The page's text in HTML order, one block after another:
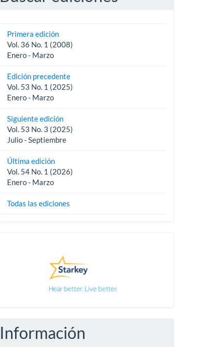
Primera edición
Vol. 36 No. 1 (2008)
Enero - Marzo
Edición precedente
Vol. 53 No. 1 (2025)
Enero - Marzo
Siguiente edición
Vol. 53 No. 3 (2025)
Julio - Septiembre
Última edición
Vol. 54 No. 1 (2026)
Enero - Marzo
Todas las ediciones
Información